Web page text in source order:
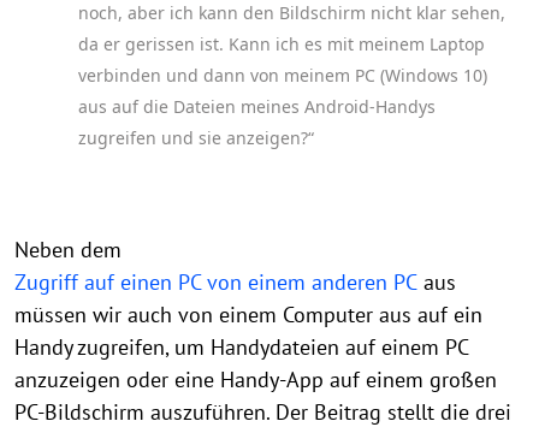
noch, aber ich kann den Bildschirm nicht klar sehen,
da er gerissen ist. Kann ich es mit meinem Laptop
verbinden und dann von meinem PC (Windows 10)
aus auf die Dateien meines Android-Handys
zugreifen und sie anzeigen?“
Neben dem
Zugriff auf einen PC von einem anderen PC aus
müssen wir auch von einem Computer aus auf ein
Handy zugreifen, um Handydateien auf einem PC
anzuzeigen oder eine Handy-App auf einem großen
PC-Bildschirm auszuführen. Der Beitrag stellt die drei